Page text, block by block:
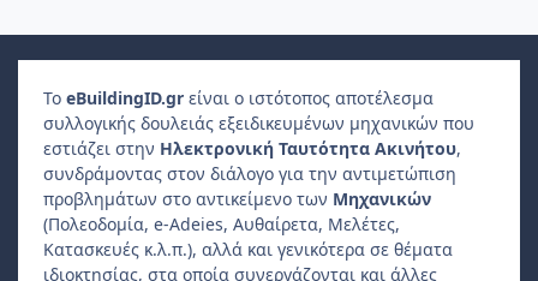
Το eBuildingID.gr είναι ο ιστότοπος αποτέλεσμα
συλλογικής δουλειάς εξειδικευμένων μηχανικών που
εστιάζει στην Ηλεκτρονική Ταυτότητα Ακινήτου,
συνδράμοντας στον διάλογο για την αντιμετώπιση
προβλημάτων στο αντικείμενο των Μηχανικών
(Πολεοδομία, e-Adeies, Αυθαίρετα, Μελέτες,
Κατασκευές κ.λ.π.), αλλά και γενικότερα σε θέματα
ιδιοκτησίας, στα οποία συνεργάζονται και άλλες